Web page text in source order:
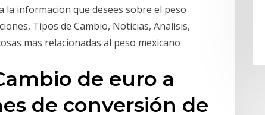
la informacion que desees sobre el peso
Tipos de Cambio, Noticias, Analisis,
mas relacionadas al peso mexicano
de euro a
de conversión de